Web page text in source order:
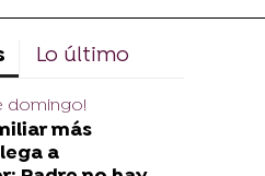
Lo último
domingo!
más
a